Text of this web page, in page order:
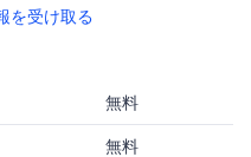
を受け取る
無料
無料